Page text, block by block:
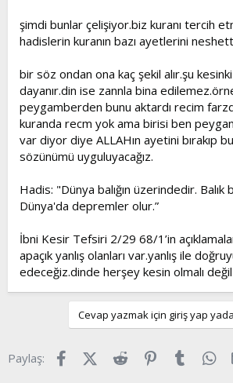
şimdi bunlar çelişiyor.biz kuranı tercih
hadislerin kuranın bazı ayetlerini
bir söz ondan ona kaç şekil alır.şu
dayanır.din ise zannla bina
peygamberden bunu aktardı recim
kuranda recm yok ama birisi ben
var diyor diye ALLAHın ayetini bırakıp
sözünümü uyguluyacağız.
Hadis: "Dünya balığın üzerindedir. Balık
Dünya'da depremler olur.”
İbni Kesir Tefsiri 2/29 68/1’in
apaçık yanlış olanları var.yanlış ile
edeceğiz.dinde herşey kesin olmalı
Cevap yazmak için giriş yap
Paylaş: FacebookX (Twitter)
Reddit Pinterest
Tumblr